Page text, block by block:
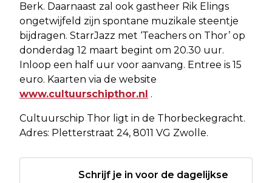
Berk. Daarnaast zal ook gastheer Rik Elings
ongetwijfeld zijn spontane muzikale steentje
bijdragen. StarrJazz met ‘Teachers on Thor’ op
donderdag 12 maart begint om 20.30 uur.
Inloop een half uur voor aanvang. Entree is 15
euro. Kaarten via de website
www.cultuurschipthor.nl .
Cultuurschip Thor ligt in de Thorbeckegracht.
Adres: Pletterstraat 24, 8011 VG Zwolle.
Schrijf je in voor de dagelijkse